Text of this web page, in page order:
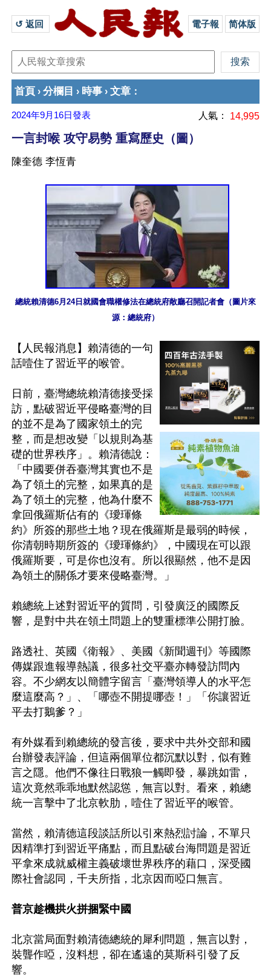
↺ 返回 電子報 简体版
首頁 › 分欄目 › 時事 › 文章 ：
2024年9月16日發表 人氣： 14,995
一言封喉 攻守易勢 重寫歷史（圖）
陳奎德 李恆青
總統賴清德6月24日就國會職權修法在總統府敞廳召開記者會（圖片來
源：總統府）
【人民報消息】賴清德的一句
話噎住了習近平的喉管。
日前，臺灣總統賴清德接受採
訪，點破習近平侵略臺灣的目
的並不是為了國家領土的完
整，而是想改變「以規則為基
礎的世界秩序」。賴清德說：
「中國要併吞臺灣其實也不是
為了領土的完整，如果真的是
為了領土的完整，他為什麼不
拿回俄羅斯佔有的《璦琿條
約》所簽的那些土地？現在俄羅斯是最弱的時候，
你清朝時期所簽的《璦琿條約》，中國現在可以跟
俄羅斯要，可是你也沒有。所以很顯然，他不是因
為領土的關係才要來侵略臺灣。」
賴總統上述對習近平的質問，引發廣泛的國際反
響，是對中共在領土問題上的雙重標準公開打臉。
路透社、英國《衛報》、美國《新聞週刊》等國際
傳媒跟進報導熱議，很多社交平臺亦轉發訪問內
容。不少網友以簡體字留言「臺灣領導人的水平怎
麼這麼高？」、「哪壺不開提哪壺！」「你讓習近
平去打鵝爹？」
有外媒看到賴總統的發言後，要求中共外交部和國
台辦發表評論，但這兩個單位都沉默以對，似有難
言之隱。他們不像往日戰狼一觸即發，暴跳如雷，
這次竟然乖乖地默然認慫，無言以對。看來，賴總
統一言擊中了北京軟肋，噎住了習近平的喉管。
當然，賴清德這段談話所以引來熱烈討論，不單只
因精準打到習近平痛點，而且點破台海問題是習近
平拿來成就威權主義破壞世界秩序的藉口，深受國
際社會認同，千夫所指，北京因而啞口無言。
普京趁機拱火拼捆緊中國
北京當局面對賴清德總統的犀利問題，無言以對，
裝聾作啞，沒料想，卻在遙遠的莫斯科引發了反
響。